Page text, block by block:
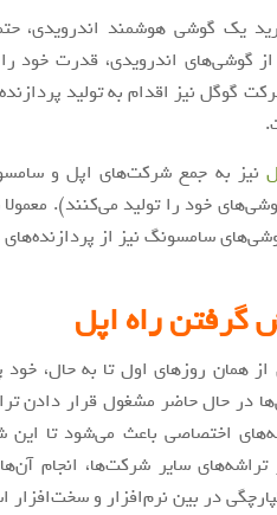
یک گوشی هوشمند اندرویدی،
گوشی‌های اندرویدی، قدرت خود را
نیز به جمع شرکت‌های اپل و
خود را تولید می‌کنند).
سامسونگ نیز از پردازنده‌های
گرفتن راه اپل
همان روزهای اول تا به حال، خود
در حال حاضر مشغول قرار دادن
اختصاصی باعث می‌شود تا
تراشه‌های سایر شرکت‌ها، انجام
در بین نرم‌افزار و سخت‌افزار